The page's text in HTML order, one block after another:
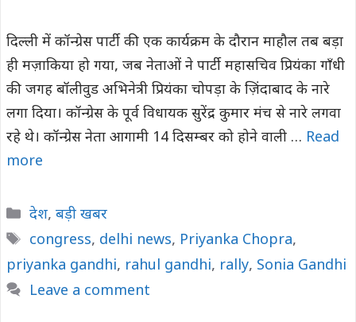
दिल्ली में कॉन्ग्रेस पार्टी की एक कार्यक्रम के दौरान माहौल तब बड़ा
ही मज़ाकिया हो गया, जब नेताओं ने पार्टी महासचिव प्रियंका गाँधी
की जगह बॉलीवुड अभिनेत्री प्रियंका चोपड़ा के ज़िंदाबाद के नारे
लगा दिया। कॉन्ग्रेस के पूर्व विधायक सुरेंद्र कुमार मंच से नारे लगवा
रहे थे। कॉन्ग्रेस नेता आगामी 14 दिसम्बर को होने वाली … Read
more
Categories
देश, बड़ी खबर
Tags
congress, delhi news, Priyanka Chopra,
priyanka gandhi, rahul gandhi, rally, Sonia Gandhi
Leave a comment